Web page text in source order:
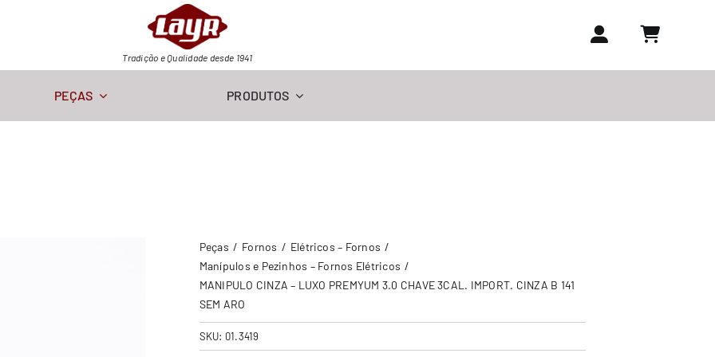
Tradição e Qualidade desde 1941
PEÇAS PRODUTOS
Peças Fornos
Elétricos – Fornos
Manípulos e Pezinhos – Fornos Elétricos
MANIPULO CINZA – LUXO PREMYUM 3.0 CHAVE 3CAL. IMPORT. CINZA B 141
SEM ARO
SKU: 01.3419